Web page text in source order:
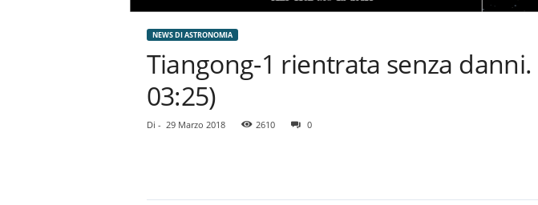
NEWS DI ASTRONOMIA
Tiangong-1 rientrata senza
03:25)
Di - 29 Marzo 2018 2610 0